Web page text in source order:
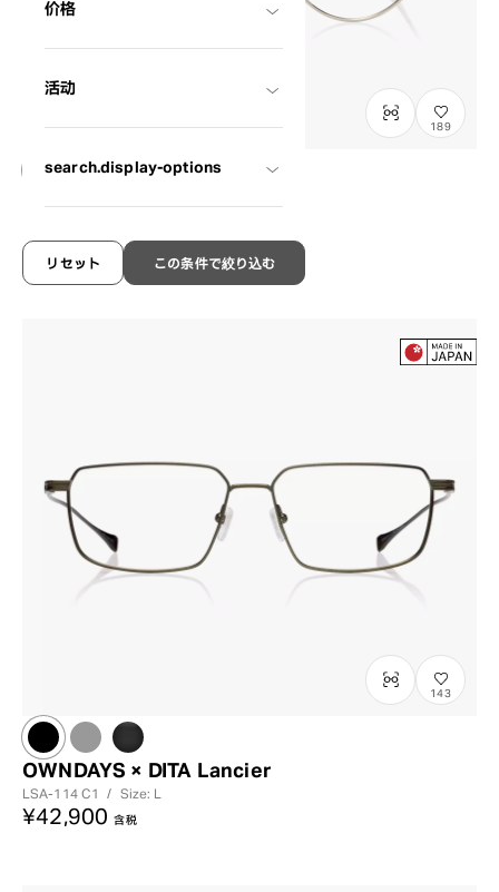
价格
活动
search.display-options
この条件で絞り込む
リセット
189
OWNDAYS × DITA Lancier
¥42,900 含税
143
OWNDAYS × DITA Lancier
LSA-114 C1 / Size: L
¥42,900 含税